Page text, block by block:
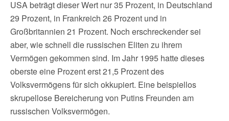
USA beträgt dieser Wert nur 35 Prozent, in Deutschland
29 Prozent, in Frankreich 26 Prozent und in
Großbritannien 21 Prozent. Noch erschreckender sei
aber, wie schnell die russischen Eliten zu ihrem
Vermögen gekommen sind. Im Jahr 1995 hatte dieses
oberste eine Prozent erst 21,5 Prozent des
Volksvermögens für sich okkupiert. Eine beispiellos
skrupellose Bereicherung von Putins Freunden am
russischen Volksvermögen.